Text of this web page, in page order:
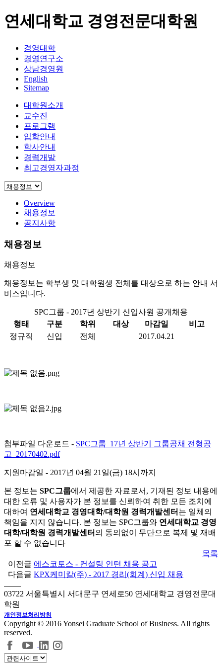
연세대학교 경영전문대학원
경영대학
경영연구소
상남경영원
English
Sitemap
대학원소개
교수진
프로그램
입학안내
학사안내
경력개발
최고경영자과정
Overview
채용정보
공지사항
채용정보
채용정보
채용정보는 학부생 및 대학원생 전체를 대상으로 하는 안내 서
비스입니다.
SPC그룹 - 2017년 상반기 신입사원 공개채용
형태
구분 학위 대상 마감일
비고
정규직
신입 전체 2017.04.21
첨부파일 다운로드 - SPC그룹_17년 상반기 그룹공채 전형공
고_20170402.pdf
지원마감일 - 2017년 04월 21일(금) 18시까지
본 정보는 SPC그룹에서 제공한 자료로서, 기재된 정보 내용에
대한 오류 및 사용자가 본 정보를 신뢰하여 취한 모든 조치에
대하여 연세대학교 경영대학/대학원 경력개발센터 는 일체의
책임을 지지 않습니다. 본 정보는 SPC그룹와 연세대학교 경영
대학/대학원 경력개발센터 의 동의없이 무단으로 복제 및 재배
포 할 수 없습니다
목록
이전글 에스코토스 - 컨설팅 인턴 채용 공고
다음글 KPX케미칼(주) - 2017 경리(회계) 신입 채용
03722 서울특별시 서대문구 연세로50 연세대학교 경영전문대
학원
개인정보처리방침
Copyright © 2016 Yonsei Graduate School of Business. All rights
reserved.